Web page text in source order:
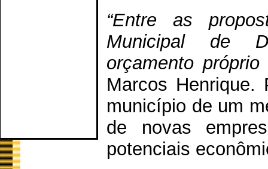
“Entre as
Municipal de
orçamento
Marcos
município de um
de novas
potenciais